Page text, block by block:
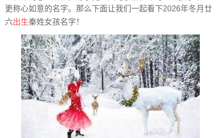
更称心如意的名字。那么下面让我们一起看下2026年冬月廿
六出生秦姓女孩名字！